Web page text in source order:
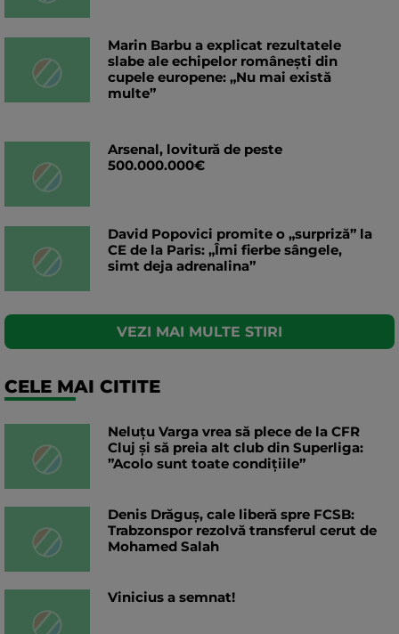
Marin Barbu a explicat rezultatele
slabe ale echipelor românești din
cupele europene: „Nu mai există
multe”
Arsenal, lovitură de peste
500.000.000€
David Popovici promite o „surpriză” la
CE de la Paris: „Îmi fierbe sângele,
simt deja adrenalina”
VEZI MAI MULTE STIRI
CELE MAI CITITE
Neluțu Varga vrea să plece de la CFR
Cluj și să preia alt club din Superliga:
”Acolo sunt toate condițiile”
Denis Drăguș, cale liberă spre FCSB:
Trabzonspor rezolvă transferul cerut de
Mohamed Salah
Vinicius a semnat!